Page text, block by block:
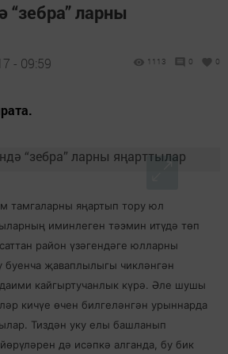
“зебра” ларны
- 09:59 1113 0 0
тамгаларны яңартып тору юл
иминлеген тәэмин итүдә төп
район үзәгендәге юлларны
җаваплылыгы чикләнгән
кайгыртучанлык күрә. Әле шушы
кичүе өчен билгеләнгән урыннарда
Тиздән уку елы башланып
дә исәпкә алганда, бу бик